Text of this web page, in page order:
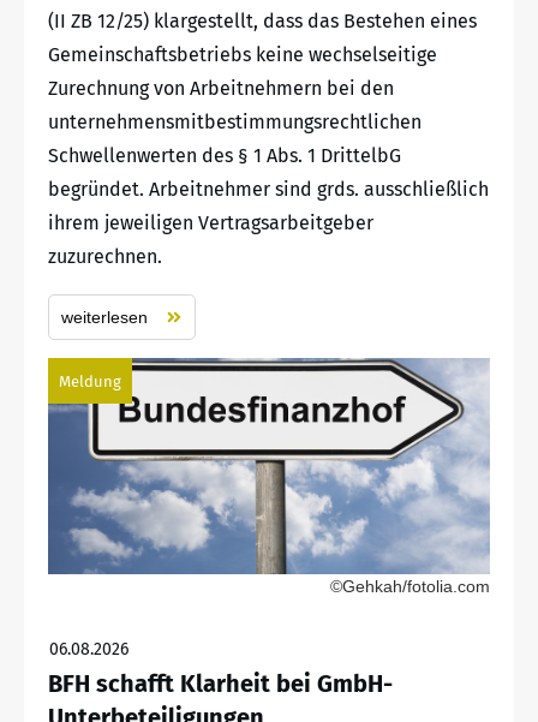
(II ZB 12/25) klargestellt, dass das Bestehen eines
Gemeinschaftsbetriebs keine wechselseitige
Zurechnung von Arbeitnehmern bei den
unternehmensmitbestimmungsrechtlichen
Schwellenwerten des § 1 Abs. 1 DrittelbG
begründet. Arbeitnehmer sind grds. ausschließlich
ihrem jeweiligen Vertragsarbeitgeber
zuzurechnen.
weiterlesen
Meldung
©Gehkah/fotolia.com
06.08.2026
BFH schafft Klarheit bei GmbH-